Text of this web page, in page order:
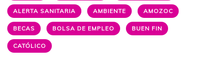
ALERTA SANITARIA AMBIENTE AMOZOC
BECAS BOLSA DE EMPLEO BUEN FIN
CATÓLICO